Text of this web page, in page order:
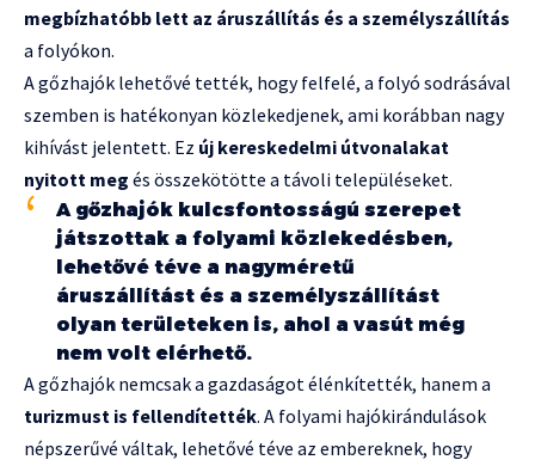
megbízhatóbb lett az áruszállítás és a személyszállítás
a folyókon.
A gőzhajók lehetővé tették, hogy felfelé, a folyó sodrásával
szemben is hatékonyan közlekedjenek, ami korábban nagy
kihívást jelentett. Ez új kereskedelmi útvonalakat
nyitott meg és összekötötte a távoli településeket.
A gőzhajók kulcsfontosságú szerepet
játszottak a folyami közlekedésben,
lehetővé téve a nagyméretű
áruszállítást és a személyszállítást
olyan területeken is, ahol a vasút még
nem volt elérhető.
A gőzhajók nemcsak a gazdaságot élénkítették, hanem a
turizmust is fellendítették. A folyami hajókirándulások
népszerűvé váltak, lehetővé téve az embereknek, hogy